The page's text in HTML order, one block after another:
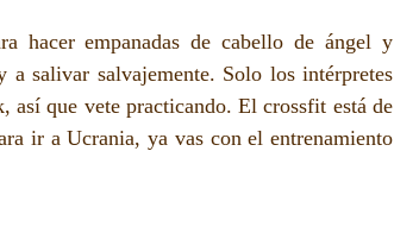
hacer empanadas de cabello de ángel y
salivar salvajemente. Solo los intérpretes
así que vete practicando. El crossfit está de
ir a Ucrania, ya vas con el entrenamiento